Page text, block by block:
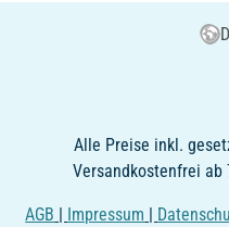
Alle Preise inkl.
Versandkostenfrei
AGB Impressum